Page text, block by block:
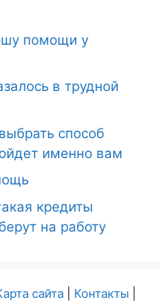
помощи у
в трудной
способ
именно вам
кредиты
на работу
сайта| Контакты